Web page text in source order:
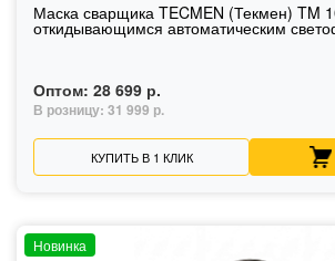
Маска сварщика TECMEN (Текмен) TM
откидывающимся автоматическим
Оптом: 28 699 р.
В розницу: 31 999 р.
КУПИТЬ В 1 КЛИК
Новинка